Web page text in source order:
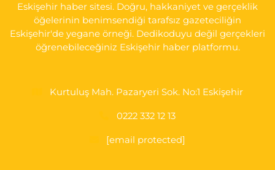
Eskişehir haber sitesi. Doğru, hakkaniyet ve gerçeklik
öğelerinin benimsendiği tarafsız gazeteciliğin
Eskişehir'de yegane örneği. Dedikoduyu değil gerçekleri
öğrenebileceğiniz Eskişehir haber platformu.
Kurtuluş Mah. Pazaryeri Sok. No:1 Eskişehir
0222 332 12 13
[email protected]